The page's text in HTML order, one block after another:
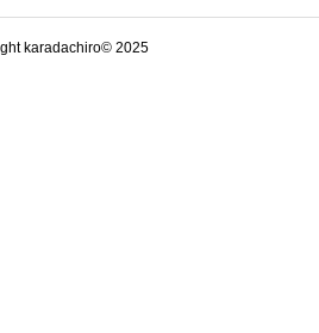
karadachiro© 2025